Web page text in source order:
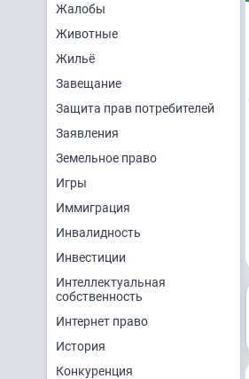
Жалобы
Животные
Жильё
Завещание
Защита прав потребителей
Заявления
Земельное право
Игры
Иммиграция
Инвалидность
Инвестиции
Интеллектуальная
собственность
Интернет право
История
Конкуренция